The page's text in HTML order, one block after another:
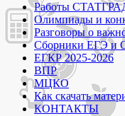
Работы
Олимпиады и
Разговоры о
Сборники ЕГЭ и
ЕГКР 2025-2026
ВПР
МЦКО
Как скачать
КОНТАКТЫ